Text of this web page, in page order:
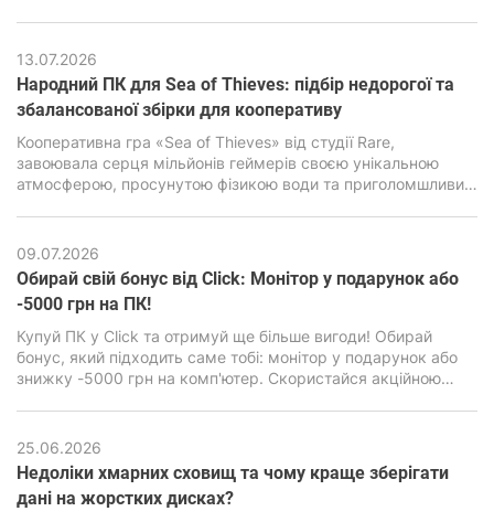
гарну картинку, просунуту симуляцію та реалістичну фізику
вимагає підвищеної продуктивності від ПК.
13.07.2026
Народний ПК для Sea of ​​Thieves: підбір недорогої та
збалансованої збірки для кооперативу
Кооперативна гра «Sea of ​​Thieves» від студії Rare,
завоювала серця мільйонів геймерів своєю унікальною
атмосферою, просунутою фізикою води та приголомшливим
навантажити навіть сучасні ПК, особливо бюджетного
класу.
09.07.2026
Обирай свій бонус від Click: Монітор у подарунок або
-5000 грн на ПК!
Купуй ПК у Click та отримуй ще більше вигоди! Обирай
бонус, який підходить саме тобі: монітор у подарунок або
знижку -5000 грн на комп'ютер. Скористайся акційною
25.06.2026
Недоліки хмарних сховищ та чому краще зберігати
дані на жорстких дисках?